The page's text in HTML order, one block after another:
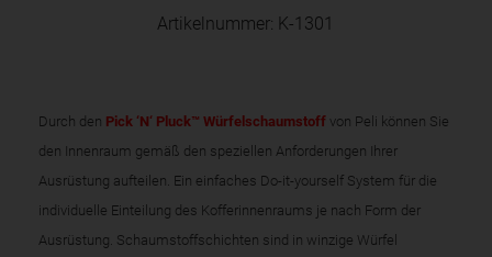
Artikelnummer: K-1301
Durch den Pick ‘N‘ Pluck™ Würfelschaumstoff von Peli können Sie
den Innenraum gemäß den speziellen Anforderungen Ihrer
Ausrüstung aufteilen. Ein einfaches Do-it-yourself System für die
individuelle Einteilung des Kofferinnenraums je nach Form der
Ausrüstung. Schaumstoffschichten sind in winzige Würfel